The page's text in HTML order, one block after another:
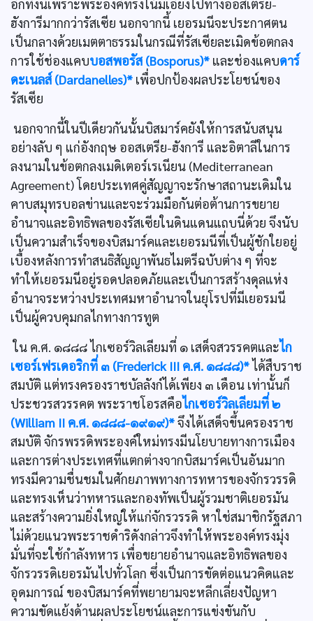
อีกทั้งนี้เพราะพระองค์ทรงโน้มเอียงไปทางออสเตรีย-
ฮังการีมากกว่ารัสเซีย นอกจากนี้ เยอรมนีจะประกาศตน
เป็นกลางด้วยเมตตาธรรมในกรณีที่รัสเซียละเมิดข้อตกลง
การใช้ช่องแคบบอสพอรัส (Bosporus)* และช่องแคบดาร์
ดะเนลส์ (Dardanelles)* เพื่อปกป้องผลประโยชน์ของ
รัสเซีย
นอกจากนี้ในปีเดียวกันนั้นบิสมาร์คยังให้การสนับสนุน
อย่างลับ ๆ แก่อังกฤษ ออสเตรีย-ฮังการี และอิตาลีในการ
ลงนามในข้อตกลงเมดิเตอร์เรเนียน (Mediterranean
Agreement) โดยประเทศคู่สัญญาจะรักษาสถานะเดิมใน
คาบสมุทรบอลข่านและจะร่วมมือกันต่อต้านการขยาย
อำนาจและอิทธิพลของรัสเซียในดินแดนแถบนี่ด้วย จึงนับ
เป็นความสำเร็จของบิสมาร์คและเยอรมนีที่เป็นผู้ชักใยอยู่
เบื้องหลังการทำสนธิสัญญาพันธไมตรีฉบับต่าง ๆ ที่จะ
ทำให้เยอรมนีอยู่รอดปลอดภัยและเป็นการสร้างดุลแห่ง
อำนาจระหว่างประเทศมหาอำนาจในยุโรปที่มีเยอรมนี
เป็นผู้ควบคุมกลไกทางการทูต
ใน ค.ศ. ๑๘๘๘ ไกเซอร์วิลเลียมที่ ๑ เสด็จสวรรคตและไก
เซอร์เฟรเดอริกที่ ๓ (Frederick III ค.ศ. ๑๘๘๘)*ได้สืบราช
สมบัติ แต่ทรงครองราชบัลลังก์ได้เพียง ๓ เดือน เท่านั้นก็
ประชวรสวรรคต พระราชโอรสคือไกเซอร์วิลเลียมที่ ๒
(William II ค.ศ. ๑๘๘๘-๑๙๑๙)*จึงได้เสด็จขึ้นครองราช
สมบัติ จักรพรรดิพระองค์ใหม่ทรงมีนโยบายทางการเมือง
และการต่างประเทศที่แตกต่างจากบิสมาร์คเป็นอันมาก
ทรงมีความชื่นชมในศักยภาพทางการทหารของจักรวรรดิ
และทรงเห็นว่าทหารและกองทัพเป็นผู้รวมชาติเยอรมัน
และสร้างความยิ่งใหญ่ให้แก่จักรวรรดิ หาใช่สมาชิกรัฐสภา
ไม่ด้วยแนวพระราชดำริดังกล่าวจึงทำให้พระองค์ทรงมุ่ง
มั่นที่จะใช้กำลังทหาร เพื่อขยายอำนาจและอิทธิพลของ
จักรวรรดิเยอรมันไปทั่วโลก ซึ่งเป็นการขัดต่อแนวคิดและ
อุดมการณ์ ของบิสมาร์คที่พยายามจะหลีกเลี่ยงปัญหา
ความขัดแย้งด้านผลประโยชน์และการแข่งขันกับ